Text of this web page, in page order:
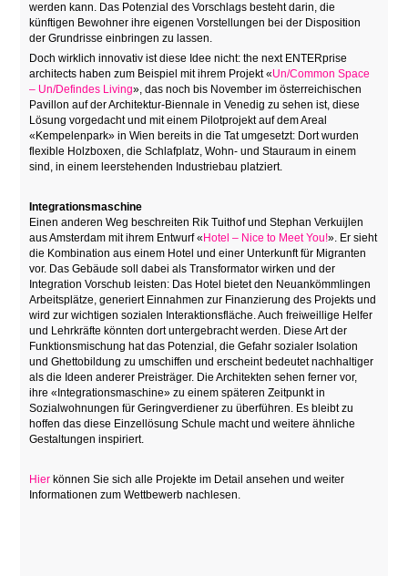
werden kann. Das Potenzial des Vorschlags besteht darin, die
künftigen Bewohner ihre eigenen Vorstellungen bei der Disposition
der Grundrisse einbringen zu lassen.
Doch wirklich innovativ ist diese Idee nicht: the next ENTERprise
architects haben zum Beispiel mit ihrem Projekt «Un/Common Space
– Un/Defindes Living», das noch bis November im österreichischen
Pavillon auf der Architektur-Biennale in Venedig zu sehen ist, diese
Lösung vorgedacht und mit einem Pilotprojekt auf dem Areal
«Kempelenpark» in Wien bereits in die Tat umgesetzt: Dort wurden
flexible Holzboxen, die Schlafplatz, Wohn- und Stauraum in einem
sind, in einem leerstehenden Industriebau platziert.
Integrationsmaschine
Einen anderen Weg beschreiten Rik Tuithof und Stephan Verkuijlen
aus Amsterdam mit ihrem Entwurf « Hotel – Nice to Meet You!». Er sieht
die Kombination aus einem Hotel und einer Unterkunft für Migranten
vor. Das Gebäude soll dabei als Transformator wirken und der
Integration Vorschub leisten: Das Hotel bietet den Neuankömmlingen
Arbeitsplätze, generiert Einnahmen zur Finanzierung des Projekts und
wird zur wichtigen sozialen Interaktionsfläche. Auch freiweillige Helfer
und Lehrkräfte könnten dort untergebracht werden. Diese Art der
Funktionsmischung hat das Potenzial, die Gefahr sozialer Isolation
und Ghettobildung zu umschiffen und erscheint bedeutet nachhaltiger
als die Ideen anderer Preisträger. Die Architekten sehen ferner vor,
ihre «Integrationsmaschine» zu einem späteren Zeitpunkt in
Sozialwohnungen für Geringverdiener zu überführen. Es bleibt zu
hoffen das diese Einzellösung Schule macht und weitere ähnliche
Gestaltungen inspiriert.
Hier können Sie sich alle Projekte im Detail ansehen und weiter
Informationen zum Wettbewerb nachlesen.